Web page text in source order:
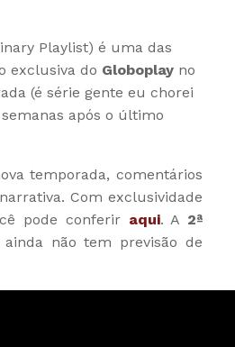
Playlist) é uma das
exclusiva do Globoplay no
(é série gente eu chorei
após o último
temporada, comentários
Com exclusividade
pode conferir aqui. A 2ª
não tem previsão de